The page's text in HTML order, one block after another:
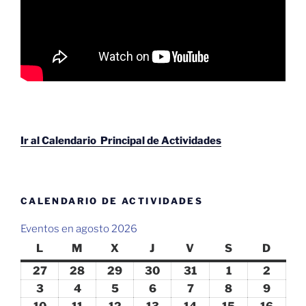
Ir al Calendario Principal de Actividades
CALENDARIO DE ACTIVIDADES
Eventos en agosto 2026
Llunes M martes
X miércoles
J juevesV viernes
Ssábado
D
2727
28 29 30 31 11
agosto,
2
33
44
55
66
77
8 9